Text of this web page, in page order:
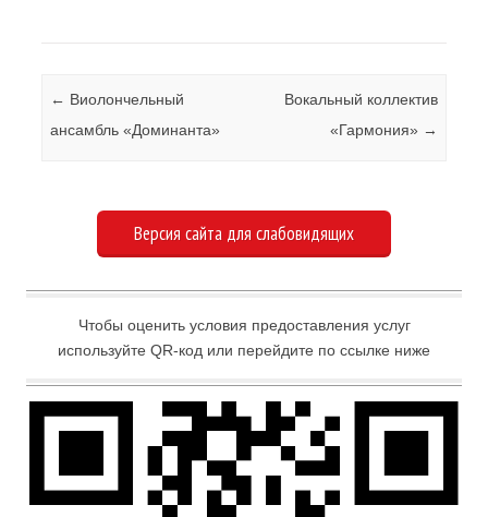
Навигация по записям
← Виолончельный
ансамбль «Доминанта»
Вокальный коллектив
«Гармония» →
Версия сайта для слабовидящих
Чтобы оценить условия предоставления услуг
используйте QR-код или перейдите по ссылке ниже